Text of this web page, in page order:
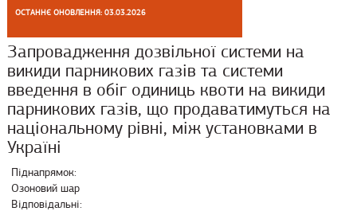
ОСТАННЄ ОНОВЛЕННЯ: 03.03.2026
Запровадження дозвільної системи на
викиди парникових газів та системи
введення в обіг одиниць квоти на викиди
парникових газів, що продаватимуться на
національному рівні, між установками в
Україні
Піднапрямок:
Озоновий шар
Відповідальні: